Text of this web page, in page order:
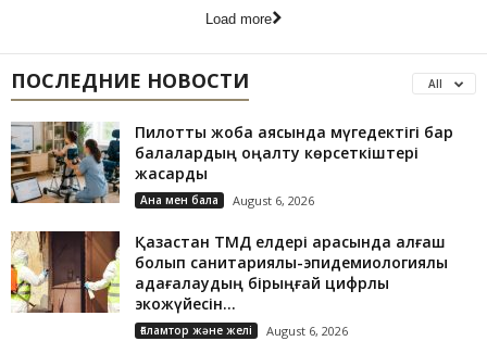
Load more
ПОСЛЕДНИЕ НОВОСТИ All
Пилоттық жоба аясында мүгедектігі бар
балалардың оңалту көрсеткіштері
жақсарды
Ана мен бала August 6, 2026
Қазақстан ТМД елдері арасында алғаш
болып санитариялық-эпидемиологиялық
қадағалаудың бірыңғай цифрлық
экожүйесін...
Ғаламтор және желі August 6, 2026